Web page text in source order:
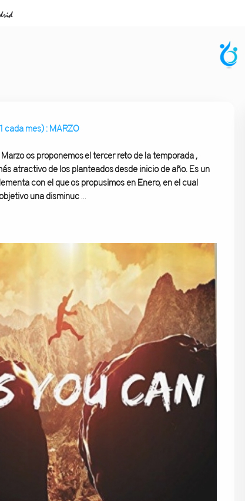
cada mes) : MARZO
os proponemos el tercer reto de la temporada ,
atractivo de los planteados desde inicio de año. Es un
con el que os propusimos en Enero, en el cual
una disminuc...